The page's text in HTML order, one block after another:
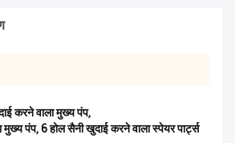
करने वाला मुख्य पंप,
मुख्य पंप, 6 होल सैनी खुदाई करने वाला स्पेयर पार्ट्स